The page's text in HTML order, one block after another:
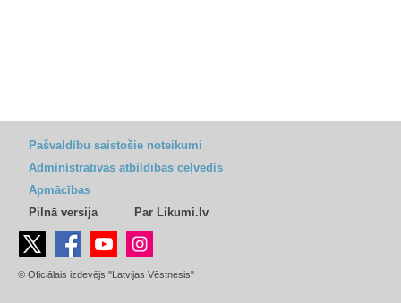
Pašvaldību saistošie noteikumi
Administratīvās atbildības ceļvedis
Apmācības
Pilnā versija
Par Likumi.lv
© Oficiālais izdevējs "Latvijas Vēstnesis"